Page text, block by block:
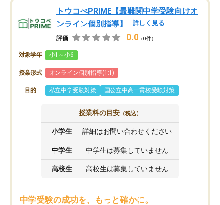
トウコべPRIME【最難関中学受験向けオ
ンライン個別指導】
詳しく見る
評価 0.0 （0件）
対象学年 小1～小6
授業形式 オンライン個別指導(1:1)
目的 私立中学受験対策 国公立中高一貫校受験対策
授業料の目安 （税込）
小学生 詳細はお問い合わせください
中学生 中学生は募集していません
高校生 高校生は募集していません
中学受験の成功を、もっと確かに。